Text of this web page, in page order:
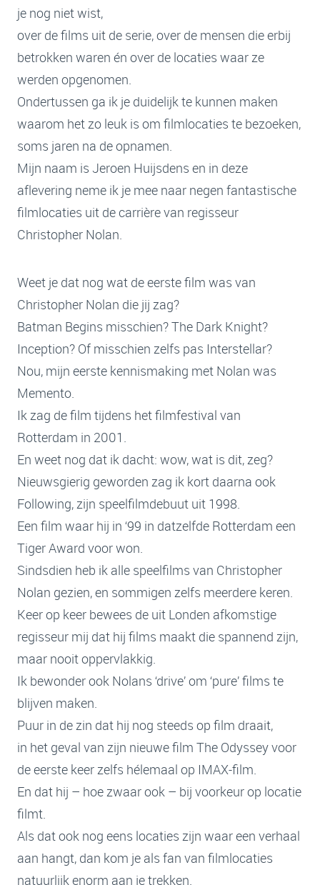
je nog niet wist,
over de films uit de serie, over de mensen die erbij
betrokken waren én over de locaties waar ze
werden opgenomen.
Ondertussen ga ik je duidelijk te kunnen maken
waarom het zo leuk is om filmlocaties te bezoeken,
soms jaren na de opnamen.
Mijn naam is Jeroen Huijsdens en in deze
aflevering neme ik je mee naar negen fantastische
filmlocaties uit de carrière van regisseur
Christopher Nolan.
Weet je dat nog wat de eerste film was van
Christopher Nolan die jij zag?
Batman Begins misschien? The Dark Knight?
Inception? Of misschien zelfs pas Interstellar?
Nou, mijn eerste kennismaking met Nolan was
Memento.
Ik zag de film tijdens het filmfestival van
Rotterdam in 2001.
En weet nog dat ik dacht: wow, wat is dit, zeg?
Nieuwsgierig geworden zag ik kort daarna ook
Following, zijn speelfilmdebuut uit 1998.
Een film waar hij in ‘99 in datzelfde Rotterdam een
Tiger Award voor won.
Sindsdien heb ik alle speelfilms van Christopher
Nolan gezien, en sommigen zelfs meerdere keren.
Keer op keer bewees de uit Londen afkomstige
regisseur mij dat hij films maakt die spannend zijn,
maar nooit oppervlakkig.
Ik bewonder ook Nolans ‘drive’ om ‘pure’ films te
blijven maken.
Puur in de zin dat hij nog steeds op film draait,
in het geval van zijn nieuwe film The Odyssey voor
de eerste keer zelfs hélemaal op IMAX-film.
En dat hij – hoe zwaar ook – bij voorkeur op locatie
filmt.
Als dat ook nog eens locaties zijn waar een verhaal
aan hangt, dan kom je als fan van filmlocaties
natuurlijk enorm aan je trekken.